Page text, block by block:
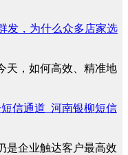
发，为什么众多店家选
天，如何高效、精准地
信通道_河南银柳短信
是企业触达客户最高效